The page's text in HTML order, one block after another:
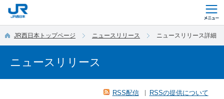
JR西日本トップページ ニュースリリース ニュースリリース詳細
ニュースリリース
RSS配信 RSSの提供について